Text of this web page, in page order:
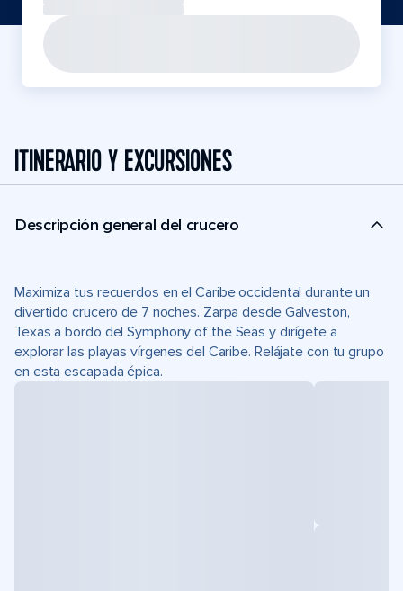
ITINERARIO Y EXCURSIONES
Descripción general del crucero
Maximiza tus recuerdos en el Caribe occidental durante un
divertido crucero de 7 noches. Zarpa desde Galveston,
Texas a bordo del Symphony of the Seas y dirígete a
explorar las playas vírgenes del Caribe. Relájate con tu grupo
en esta escapada épica.